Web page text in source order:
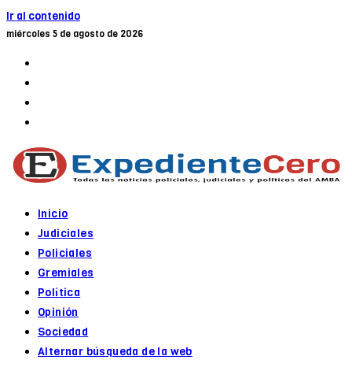
Ir al contenido
miércoles 5 de agosto de 2026
Inicio
Judiciales
Policiales
Gremiales
Política
Opinión
Sociedad
Alternar búsqueda de la web